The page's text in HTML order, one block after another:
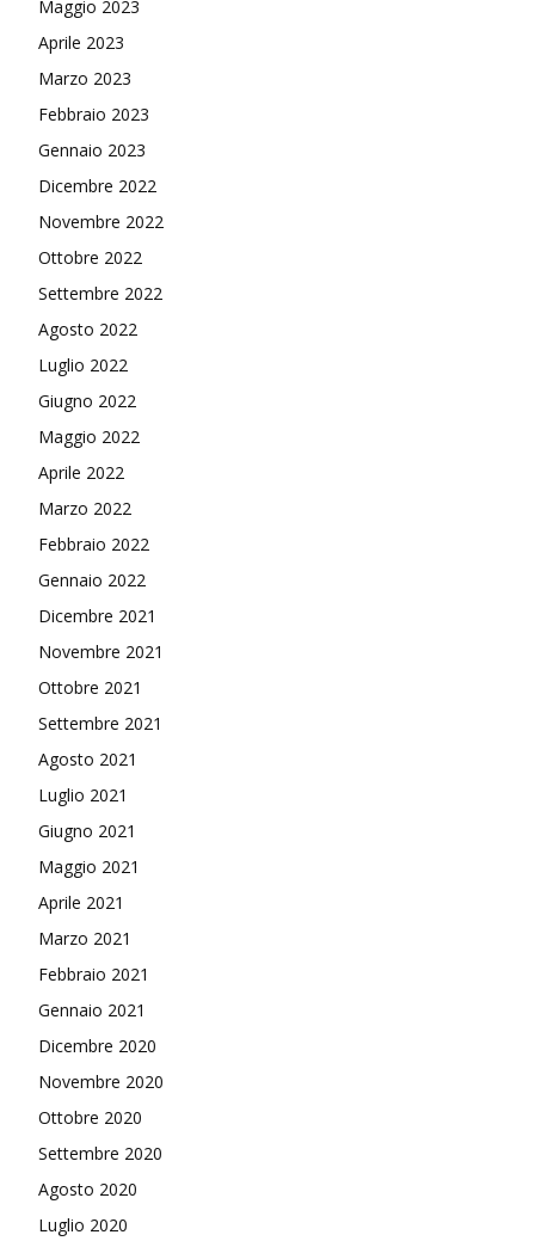
Maggio 2023
Aprile 2023
Marzo 2023
Febbraio 2023
Gennaio 2023
Dicembre 2022
Novembre 2022
Ottobre 2022
Settembre 2022
Agosto 2022
Luglio 2022
Giugno 2022
Maggio 2022
Aprile 2022
Marzo 2022
Febbraio 2022
Gennaio 2022
Dicembre 2021
Novembre 2021
Ottobre 2021
Settembre 2021
Agosto 2021
Luglio 2021
Giugno 2021
Maggio 2021
Aprile 2021
Marzo 2021
Febbraio 2021
Gennaio 2021
Dicembre 2020
Novembre 2020
Ottobre 2020
Settembre 2020
Agosto 2020
Luglio 2020